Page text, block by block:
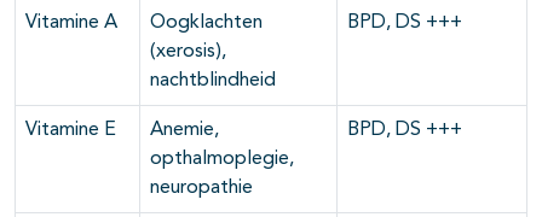
Vitamine A
Oogklachten
(xerosis),
nachtblindheid
BPD, DS +++
Vitamine E
Anemie,
opthalmoplegie,
neuropathie
BPD, DS +++